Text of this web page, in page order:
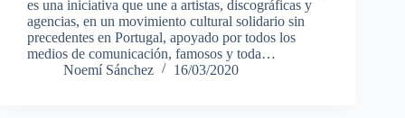
es una iniciativa que une a artistas, discográficas y
agencias, en un movimiento cultural solidario sin
precedentes en Portugal, apoyado por todos los
medios de comunicación, famosos y toda…
Noemí Sánchez
16/03/2020